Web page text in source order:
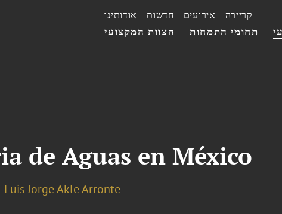
הצוות המקצועי תחומי התמחות
אודותינו חדשות אירועים קריירה
de Aguas en México
Luis Jorge Akle Arronte